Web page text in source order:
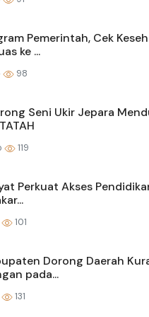
Pemerintah, Cek
ke ...
98
Seni Ukir Jepara
119
Perkuat Akses
101
Dorong Daerah
pada...
131